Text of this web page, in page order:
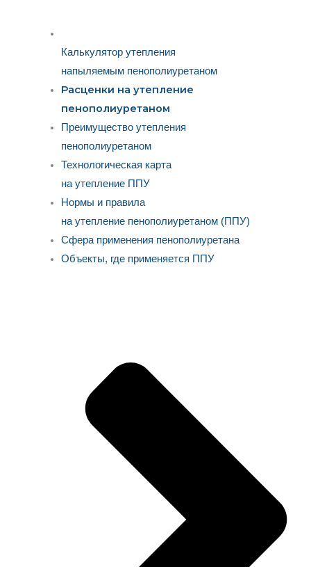
Калькулятор утепления
напыляемым пенополиуретаном
Расценки на утепление
пенополиуретаном
Преимущество утепления
пенополиуретаном
Технологическая карта
на утепление ППУ
Нормы и правила
на утепление пенополиуретаном (ППУ)
Сфера применения пенополиуретана
Объекты, где применяется ППУ